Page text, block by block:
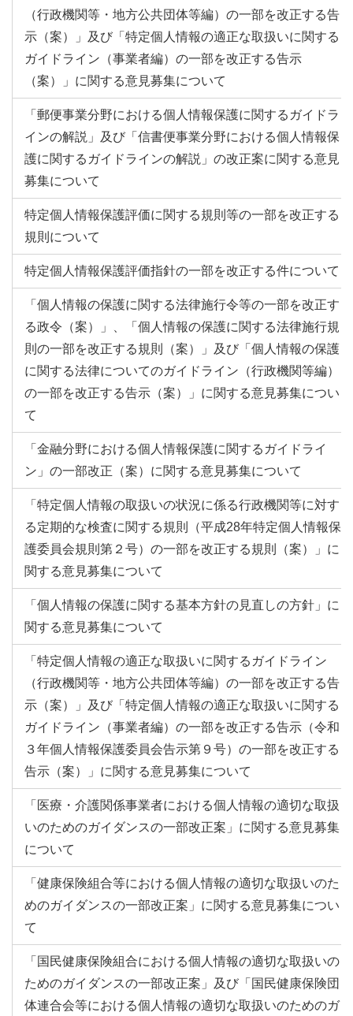
（行政機関等・地方公共団体等編）の一部を改正する告
示（案）」及び「特定個人情報の適正な取扱いに関する
ガイドライン（事業者編）の一部を改正する告示
（案）」に関する意見募集について
「郵便事業分野における個人情報保護に関するガイドラ
インの解説」及び「信書便事業分野における個人情報保
護に関するガイドラインの解説」の改正案に関する意見
募集について
特定個人情報保護評価に関する規則等の一部を改正する
規則について
特定個人情報保護評価指針の一部を改正する件について
「個人情報の保護に関する法律施行令等の一部を改正す
る政令（案）」、「個人情報の保護に関する法律施行規
則の一部を改正する規則（案）」及び「個人情報の保護
に関する法律についてのガイドライン（行政機関等編）
の一部を改正する告示（案）」に関する意見募集につい
て
「金融分野における個人情報保護に関するガイドライ
ン」の一部改正（案）に関する意見募集について
「特定個人情報の取扱いの状況に係る行政機関等に対す
る定期的な検査に関する規則（平成28年特定個人情報保
護委員会規則第２号）の一部を改正する規則（案）」に
関する意見募集について
「個人情報の保護に関する基本方針の見直しの方針」に
関する意見募集について
「特定個人情報の適正な取扱いに関するガイドライン
（行政機関等・地方公共団体等編）の一部を改正する告
示（案）」及び「特定個人情報の適正な取扱いに関する
ガイドライン（事業者編）の一部を改正する告示（令和
３年個人情報保護委員会告示第９号）の一部を改正する
告示（案）」に関する意見募集について
「医療・介護関係事業者における個人情報の適切な取扱
いのためのガイダンスの一部改正案」に関する意見募集
について
「健康保険組合等における個人情報の適切な取扱いのた
めのガイダンスの一部改正案」に関する意見募集につい
て
「国民健康保険組合における個人情報の適切な取扱いの
ためのガイダンスの一部改正案」及び「国民健康保険団
体連合会等における個人情報の適切な取扱いのためのガ